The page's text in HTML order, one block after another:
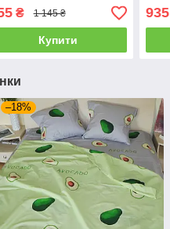
₴ 1 145 ₴
Купити
935
–18%